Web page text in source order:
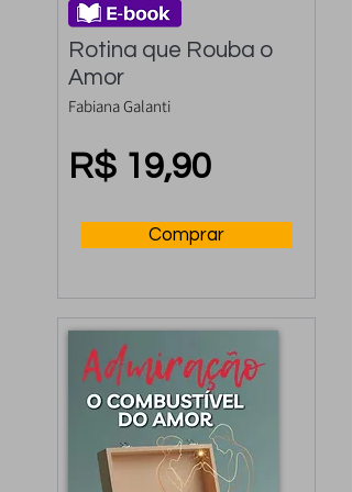
Rotina que Rouba o
Amor
Fabiana Galanti
R$ 19,90
Comprar